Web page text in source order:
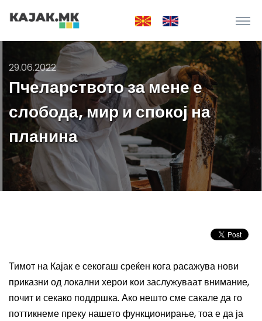
29.06.2022
Пчеларството за мене е
слобода, мир и спокој на
планина
Тимот на Кајак е секогаш среќен кога расажува нови
приказни од локални херои кои заслужуваат внимание,
почит и секако поддршка. Ако нешто сме сакале да го
поттикнеме преку нашето функционирање, тоа е да ја